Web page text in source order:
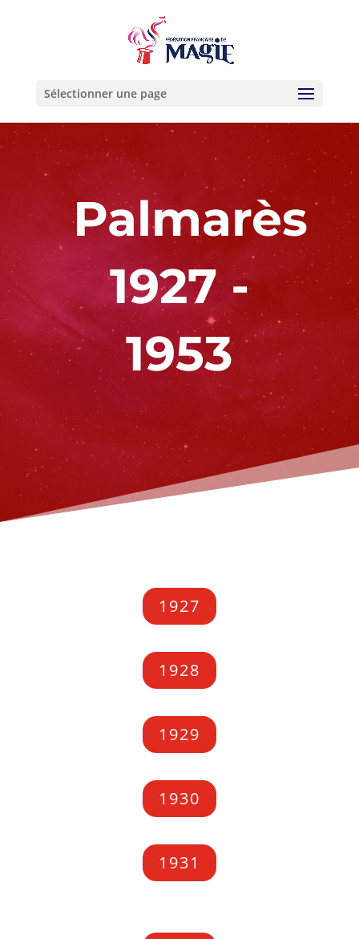
Sélectionner une page
Palmarès
1927 -
1953
1927
1928
1929
1930
1931